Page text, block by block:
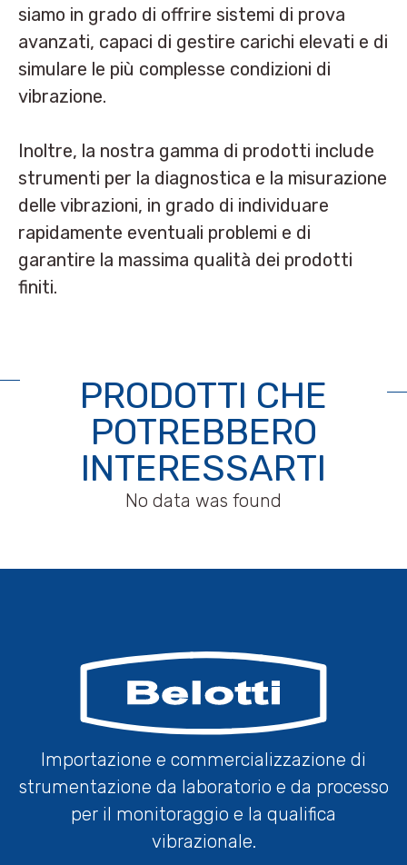
siamo in grado di offrire sistemi di prova
avanzati, capaci di gestire carichi elevati e di
simulare le più complesse condizioni di
vibrazione.
Inoltre, la nostra gamma di prodotti include
strumenti per la diagnostica e la misurazione
delle vibrazioni, in grado di individuare
rapidamente eventuali problemi e di
garantire la massima qualità dei prodotti
finiti.
PRODOTTI CHE
POTREBBERO
INTERESSARTI
No data was found
Importazione e commercializzazione di
strumentazione da laboratorio e da processo
per il monitoraggio e la qualifica
vibrazionale.